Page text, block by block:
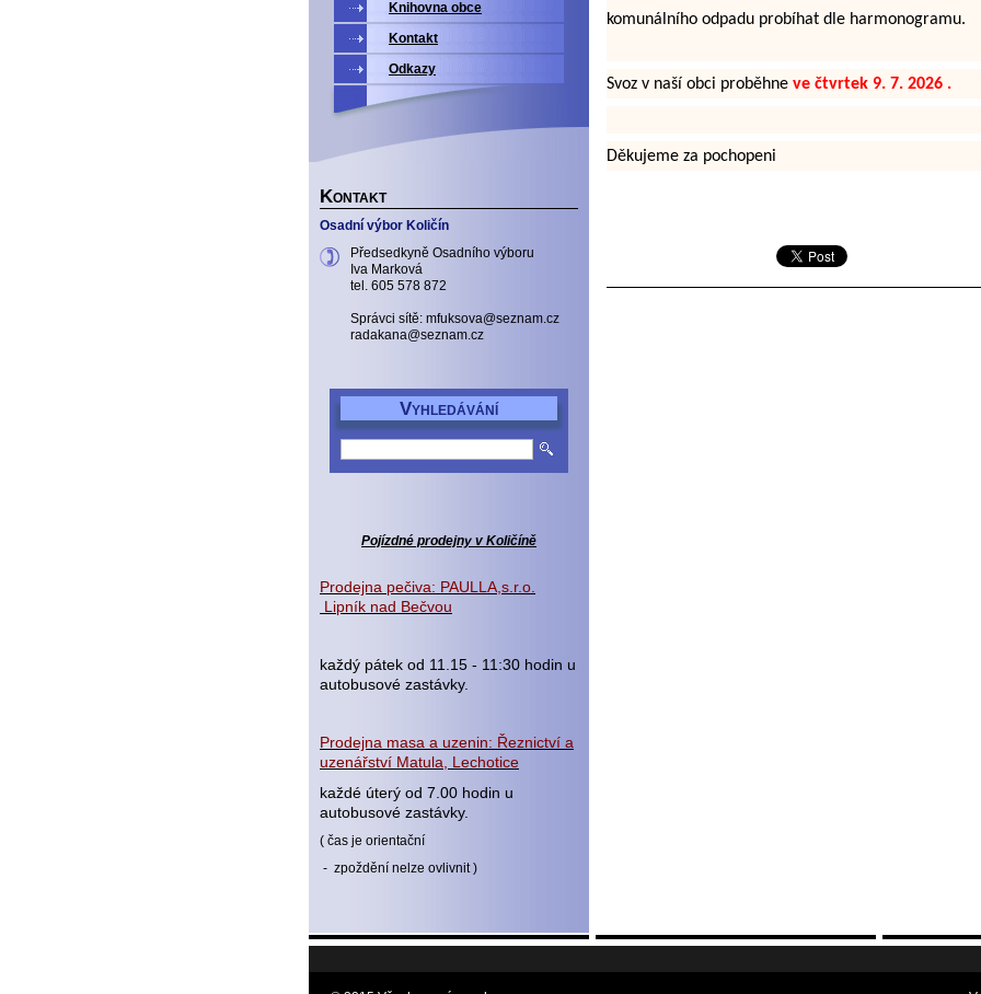
komunálního odpadu probíhat dle harmonogramu.
Svoz v naší obci proběhne ve čtvrtek 9. 7. 2026 .
Děkujeme za pochopeni
Knihovna obce
Kontakt
Odkazy
KONTAKT
Osadní výbor Količín
Předsedkyně Osadního výboru
Iva Marková
tel. 605 578 872
Správci sítě: mfuksova@seznam.cz
radakana@seznam.cz
VYHLEDÁVÁNÍ
Pojízdné prodejny v Količíně
Prodejna pečiva: PAULLA,s.r.o.
Lipník nad Bečvou
každý pátek od 11.15 - 11:30 hodin u
autobusové zastávky.
Prodejna masa a uzenin: Řeznictví a
uzenářství Matula, Lechotice
každé úterý od 7.00 hodin u
autobusové zastávky.
( čas je orientační
- zpoždění nelze ovlivnit )